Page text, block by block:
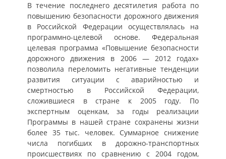
В течение последнего десятилетия работа по
повышению безопасности дорожного движения
в Российской Федерации осуществлялась на
программно-целевой основе. Федеральная
целевая программа «Повышение безопасности
дорожного движения в 2006 — 2012 годах»
позволила переломить негативные тенденции
развития ситуации с аварийностью и
смертностью в Российской Федерации,
сложившиеся в стране к 2005 году. По
экспертным оценкам, за годы реализации
Программы в нашей стране сохранены жизни
более 35 тыс. человек. Суммарное снижение
числа погибших в дорожно-транспортных
происшествиях по сравнению с 2004 годом,